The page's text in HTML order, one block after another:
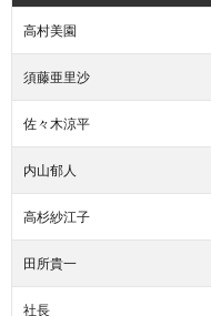
高村美園
須藤亜里沙
佐々木涼平
内山郁人
高杉紗江子
田所貴一
社長